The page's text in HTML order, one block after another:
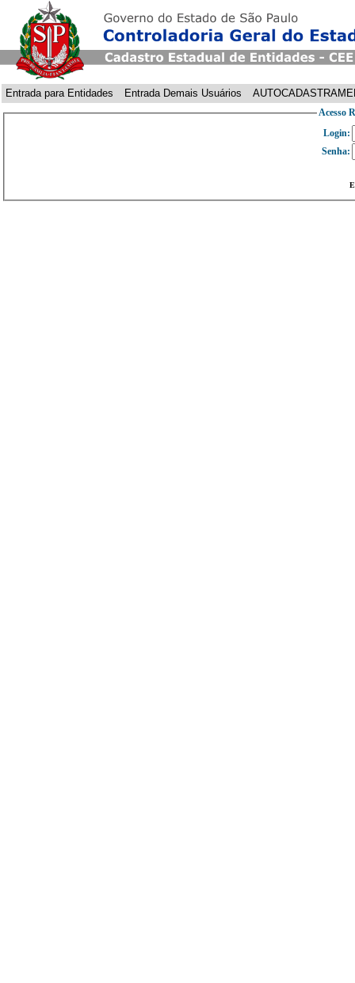
Entrada para Entidades Entrada Demais Usuários
Acesso
Login:
Senha: